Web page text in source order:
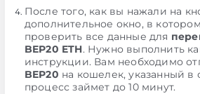
После того, как вы нажали на
дополнительное окно, в
проверить все данные для
BEP20 ETH. Нужно выполнить
инструкции. Вам необходимо
BEP20 на кошелек, указанный в
процесс займет до 10 минут.